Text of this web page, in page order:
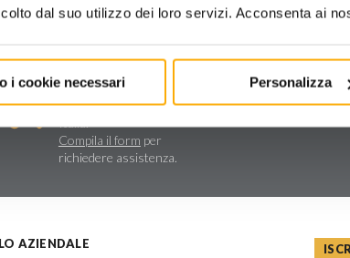
dal suo utilizzo dei loro servizi. Acconsenta ai
i cookie necessari Personalizza
Assistenza tecnica
Vendita e assistenza
tecnica dedicata in tutta
Compila il form per
richiedere assistenza.
AZIENDALE